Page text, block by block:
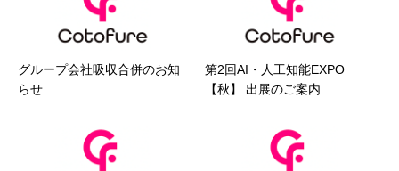
グループ会社吸収合併のお知
らせ
第2回AI・人工知能EXPO
【秋】 出展のご案内